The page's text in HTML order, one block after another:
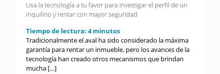
Usa la tecnología a tu favor para investigar el perfil de un
inquilino y rentar con mayor seguridad
Tiempo de lectura: 4 minutos
Tradicionalmente el aval ha sido considerado la máxima
garantía para rentar un inmueble, pero los avances de la
tecnología han creado otros mecanismos que brindan
mucha […]